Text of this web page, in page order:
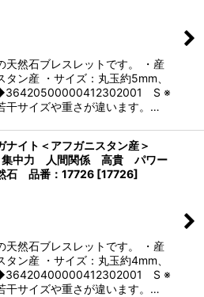
天然石ブレスレットです。 ・産
タン産 ・サイズ：丸玉約5mm、
S ※
干サイズや重さが違います。…
イト＜アフガニスタン産＞
中力 人間関係 高貴 パワー
石 品番：17726 [17726]
天然石ブレスレットです。 ・産
タン産 ・サイズ：丸玉約4mm、
S ※
干サイズや重さが違います。…